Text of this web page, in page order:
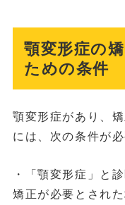
顎変形症の
ための条件
顎変形症があり、
には、次の条件が
・「顎変形症」と
矯正が必要とされ